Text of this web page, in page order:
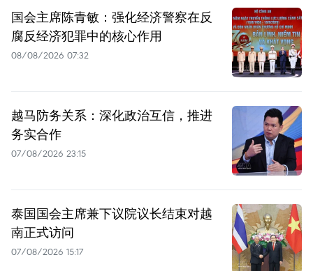
国会主席陈青敏：强化经济警察在反
腐反经济犯罪中的核心作用
08/08/2026 07:32
越马防务关系：深化政治互信，推进
务实合作
07/08/2026 23:15
泰国国会主席兼下议院议长结束对越
南正式访问
07/08/2026 15:17